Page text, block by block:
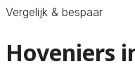
Vergelijk & bespaar
Hoveniers